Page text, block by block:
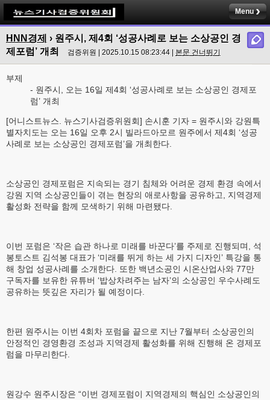
Menu
HNN경제 › 원주시, 제4회 ‘성공사례로 보는 소상공인 경
제포럼’ 개최
검증위원 | 2025.10.15 08:23:44 | 본문 건너뛰기
부제
- 원주시, 오는 16일 제4회 ‘성공사례로 보는 소상공인 경제포
럼’ 개최
[어니스트뉴스. 뉴스기사검증위원회] 손시훈 기자 = 원주시와 강원특
별자치도는 오는 16일 오후 2시 빌라드아모르 원주에서 제4회 ‘성공
사례로 보는 소상공인 경제포럼’을 개최한다.
소상공인 경제포럼은 지속되는 경기 침체와 어려운 경제 환경 속에서
강원 지역 소상공인들이 겪는 현장의 애로사항을 공유하고, 지역경제
활성화 전략을 함께 모색하기 위해 마련됐다.
이번 포럼은 ‘작은 습관 하나로 미래를 바꾼다’를 주제로 진행되며, 석
봉토스트 김석봉 대표가 ‘미래를 뛰게 하는 세 가지 디자인’ 특강을 통
해 창업 성공사례를 소개한다. 또한 백년소공인 시온산업사와 77만
구독자를 보유한 유튜버 ‘밥상차려주는 남자’의 소상공인 우수사례도
공유하는 뜻깊은 자리가 될 예정이다.
한편 원주시는 이번 4회차 포럼을 끝으로 지난 7월부터 소상공인의
안정적인 경영환경 조성과 지역경제 활성화를 위해 진행해 온 경제포
럼을 마무리한다.
원강수 원주시장은 “이번 경제포럼이 지역경제의 핵심인 소상공인의